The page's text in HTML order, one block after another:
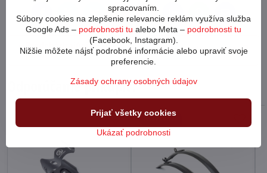
FacebookTwitterBlueskyPinterestRedditLinkedInWhatsApp
E-
mail
produkt
Nasledujúci produkt
Odporúčame prikúpiť:
spracovaním.
Súbory cookies na zlepšenie relevancie reklám využíva služba
Google Ads – podrobnosti tu alebo Meta – podrobnosti tu
(Facebook, Instagram).
Nižšie môžete nájsť podrobné informácie alebo upraviť svoje
preferencie.
Zásady ochrany osobných údajov
Ukázať podrobnosti
Prijať všetky cookies